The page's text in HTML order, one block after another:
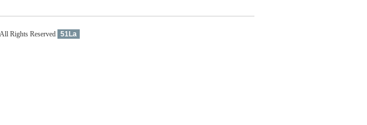
Rights Reserved 51La